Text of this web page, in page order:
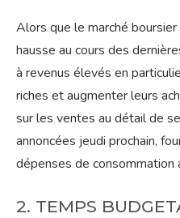
Alors que le marché
hausse au cours des
à revenus élevés en
riches et augmenter leurs
sur les ventes au détail de
annoncées jeudi prochain,
dépenses de consommation
2. TEMPS